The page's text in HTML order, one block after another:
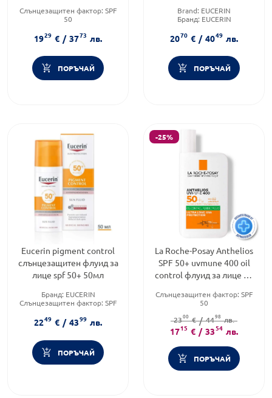
Слънцезащитен фактор: SPF
50
Форма на продукта:крем
1929 € / 3773 лв.
ПОРЪЧАЙ
Brand: EUCERIN
Бранд: EUCERIN
2070 € / 4049 лв.
ПОРЪЧАЙ
Eucerin pigment control
слънцезащитен флуид за
лице spf 50+ 50мл
Бранд: EUCERIN
Слънцезащитен фактор: SPF
Форма на продукта:флуид
2249 € / 4399 лв.
ПОРЪЧАЙ
-25%
La Roche-Posay Anthelios
SPF 50+ uvmune 400 oil
control флуид за лице 50
Слънцезащитен фактор: SPF
50
Форма на продукта:флуид
2300 € / 4498 лв.
1715 € / 3354 лв.
ПОРЪЧАЙ